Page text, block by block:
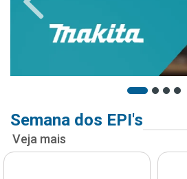
Semana dos EPI's
Veja mais